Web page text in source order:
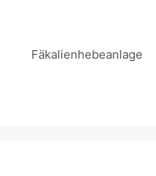
Fäkalienhebeanlage